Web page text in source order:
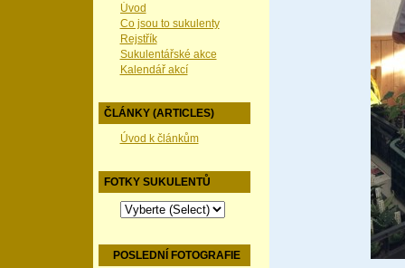
Úvod
Co jsou to sukulenty
Rejstřík
Sukulentářské akce
Kalendář akcí
ČLÁNKY (ARTICLES)
Úvod k článkům
FOTKY SUKULENTŮ
POSLEDNÍ FOTOGRAFIE